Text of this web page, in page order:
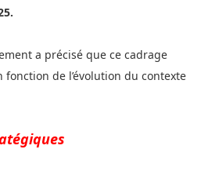
a précisé que ce cadrage
de l’évolution du contexte